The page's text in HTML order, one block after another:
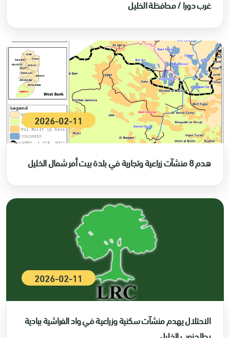
غرب دورا / محافظة الخليل
2026-02-11
هدم 8 منشآت زراعية وتجارية في بلدة بيت أمر شمال الخليل
2026-02-11
الاحتلال يهدم منشآت سكنية وزراعية في واد الفراشية ببادية